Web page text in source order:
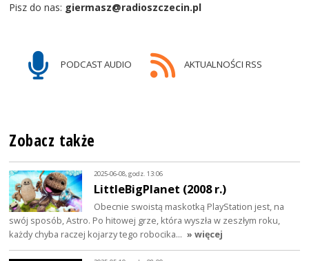
Pisz do nas: giermasz@radioszczecin.pl
PODCAST AUDIO AKTUALNOŚCI RSS
Zobacz także
2025-06-08, godz. 13:06
LittleBigPlanet (2008 r.)
Obecnie swoistą maskotką PlayStation jest, na
swój sposób, Astro. Po hitowej grze, która wyszła w zeszłym roku,
każdy chyba raczej kojarzy tego robocika… » więcej